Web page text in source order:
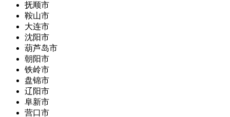
抚顺市
鞍山市
大连市
沈阳市
葫芦岛市
朝阳市
铁岭市
盘锦市
辽阳市
阜新市
营口市